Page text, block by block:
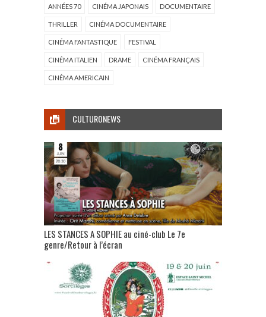
ANNÉES 70 CINÉMA JAPONAIS DOCUMENTAIRE
THRILLER CINÉMA DOCUMENTAIRE
CINÉMA FANTASTIQUE FESTIVAL
CINÉMA ITALIEN DRAME CINÉMA FRANÇAIS
CINÉMA AMERICAIN
CULTURONEWS
LES STANCES A SOPHIE au ciné-club Le 7e
genre/Retour à l’écran